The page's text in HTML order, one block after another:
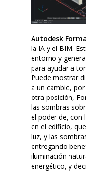
Autodesk Forma
la IA y el BIM.
entorno y genera
para ayudar a
Puede mostrar
a un cambio,
otra posición,
las sombras
el poder de, con
en el edificio,
luz, y las
entregando
iluminación
energético, y